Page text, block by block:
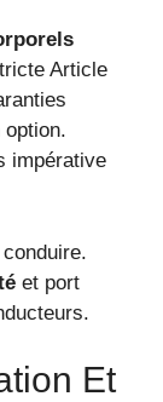
Article
impérative
et port
Et